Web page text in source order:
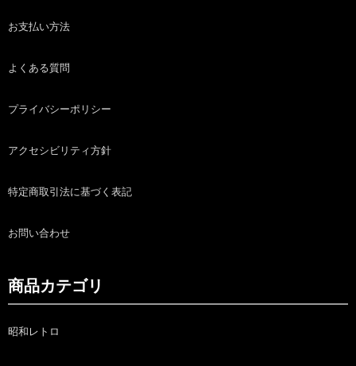
お支払い方法
よくある質問
プライバシーポリシー
アクセシビリティ方針
特定商取引法に基づく表記
お問い合わせ
商品カテゴリ
昭和レトロ